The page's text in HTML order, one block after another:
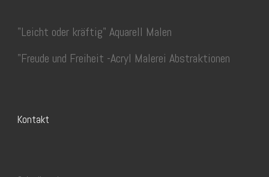
"Leicht oder kräftig" Aquarell Malen
"Freude und Freiheit -Acryl Malerei Abstraktionen
Kontakt